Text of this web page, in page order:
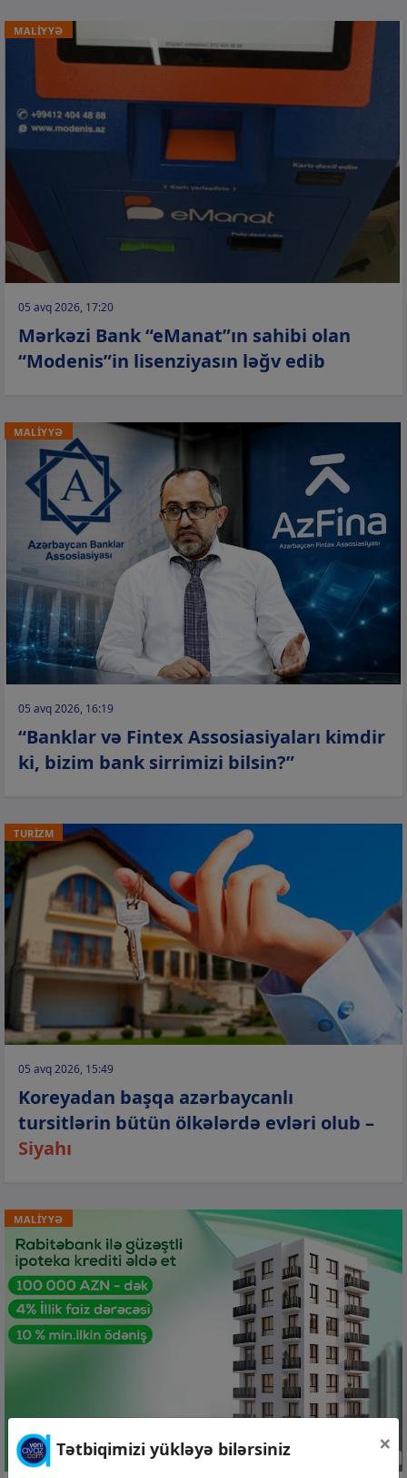
MALİYYƏ
05 avq 2026, 17:20
Mərkəzi Bank “eManat”ın sahibi olan
“Modenis”in lisenziyasın ləğv edib
MALİYYƏ
05 avq 2026, 16:19
“Banklar və Fintex Assosiasiyaları kimdir
ki, bizim bank sirrimizi bilsin?”
TURİZM
05 avq 2026, 15:49
Koreyadan başqa azərbaycanlı
tursitlərin bütün ölkələrdə evləri olub –
Siyahı
MALİYYƏ
Tətbiqimizi yükləyə bilərsiniz ×